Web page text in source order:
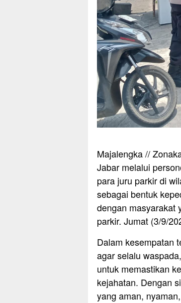
Majalengka //
Jabar melalui
para juru parkir di
sebagai bentuk
dengan masyarakat
parkir. Jumat (3/9/
Dalam kesempatan
agar selalu
untuk memastikan
kejahatan. Dengan
yang aman,